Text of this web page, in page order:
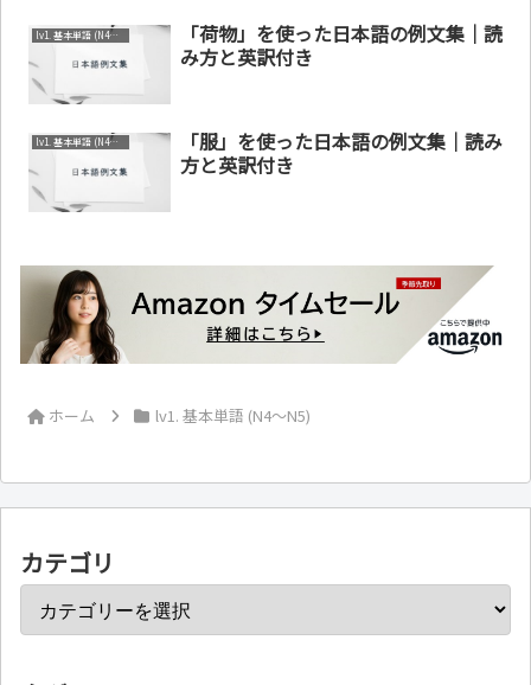
lv1. 基本単語 (N4～N5)
「荷物」を使った日本語の例文集｜読
み方と英訳付き
lv1. 基本単語 (N4～N5)
「服」を使った日本語の例文集｜読み
方と英訳付き
ホーム lv1. 基本単語 (N4～N5)
カテゴリ